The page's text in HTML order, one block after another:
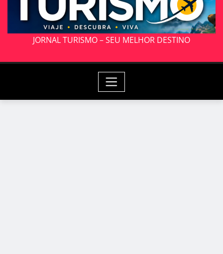
JORNAL TURISMO – SEU MELHOR DESTINO